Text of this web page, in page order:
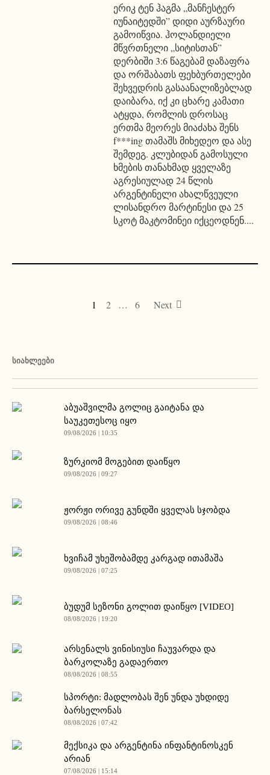
ერიკ ტენ ჰაგმა „მანჩესტერ
იუნაიტედში” დიდი აურზაური
გამოიწვია. ჰოლანდიელი
მწვრთნელი „სიტისთან”
დერბიში 3:6 წაგებამ დაზაფრა
და ორშაბათს ფეხბურთელები
შეხვედრის გასაანალიზებლად
დაიბარა, იქ კი ცხარე კამათი
ატყდა, რომლის დროსაც
ერთმა მეორეს მიაძახა შენს
f***ing თამაშს მიხედეო და ასე
შემდეგ. კლუბიდან გამოსული
ხმების თანახმად ყველაზე
აგრესიულად 24 წლის
არგენტინელი ახალწვეული
ლისანდრო მარტინესი და 25
სკოტ მაკტომინეი იქცეოდნენ....
1 2 … 6 Next
ᲡᲘᲐᲮᲚᲔᲔᲑᲘ
აბუაშვილმა გოლიც გაიტანა და
საუკეთესოც იყო
09/08/2026 | 10:35
ზურკიომ მოგებით დაიწყო
09/08/2026 | 09:27
ჟორჟი ორივე გუნდში ყველას სჯობდა
09/08/2026 | 08:46
ხვიჩამ უხეშობამდე კარგად ითამაშა
09/08/2026 | 07:25
ბუდუმ სეზონი გოლით დაიწყო [VIDEO]
08/08/2026 | 19:20
არსენალს ვინისიუსი ჩაუვარდა და
ბარკოლაზე გადაერთო
08/08/2026 | 08:55
სპორტი: მადლობას შენ უნდა უხდიდე
ბარსელონას
08/08/2026 | 07:42
მექსიკა და არგენტინა ინფანტინოსკენ
არიან
07/08/2026 | 15:14